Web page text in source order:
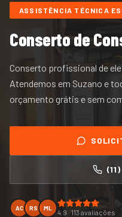
ASSISTÊNCIA TÉCNICA
Conserto de
Conserto profissional de
Atendemos em Suzano e
orçamento grátis e sem
AC RS ML
4.9 · 113 avaliações